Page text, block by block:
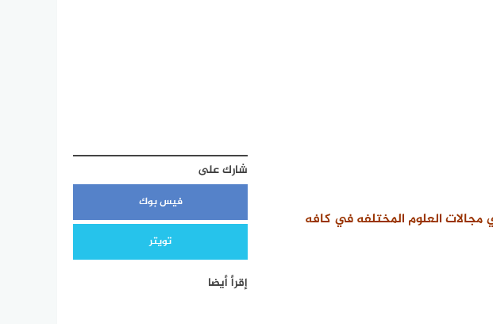
شارك على
فيس بوك
تويتر
إقرأ أيضا
العلوم المختلفه في كافه